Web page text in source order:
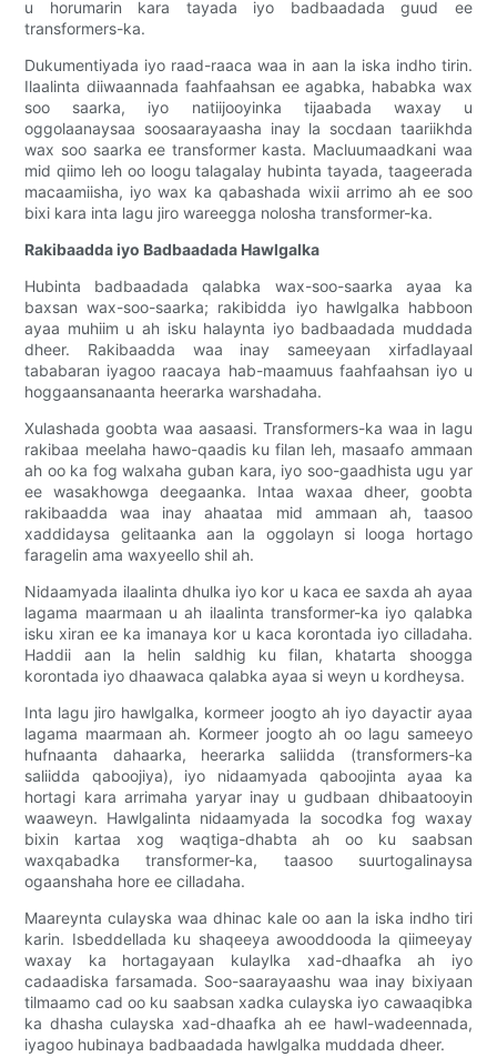
u horumarin kara tayada iyo badbaadada guud ee
transformers-ka.
Dukumentiyada iyo raad-raaca waa in aan la iska indho tirin.
Ilaalinta diiwaannada faahfaahsan ee agabka, hababka wax
soo saarka, iyo natiijooyinka tijaabada waxay u
oggolaanaysaa soosaarayaasha inay la socdaan taariikhda
wax soo saarka ee transformer kasta. Macluumaadkani waa
mid qiimo leh oo loogu talagalay hubinta tayada, taageerada
macaamiisha, iyo wax ka qabashada wixii arrimo ah ee soo
bixi kara inta lagu jiro wareegga nolosha transformer-ka.
Rakibaadda iyo Badbaadada Hawlgalka
Hubinta badbaadada qalabka wax-soo-saarka ayaa ka
baxsan wax-soo-saarka; rakibidda iyo hawlgalka habboon
ayaa muhiim u ah isku halaynta iyo badbaadada muddada
dheer. Rakibaadda waa inay sameeyaan xirfadlayaal
tababaran iyagoo raacaya hab-maamuus faahfaahsan iyo u
hoggaansanaanta heerarka warshadaha.
Xulashada goobta waa aasaasi. Transformers-ka waa in lagu
rakibaa meelaha hawo-qaadis ku filan leh, masaafo ammaan
ah oo ka fog walxaha guban kara, iyo soo-gaadhista ugu yar
ee wasakhowga deegaanka. Intaa waxaa dheer, goobta
rakibaadda waa inay ahaataa mid ammaan ah, taasoo
xaddidaysa gelitaanka aan la oggolayn si looga hortago
faragelin ama waxyeello shil ah.
Nidaamyada ilaalinta dhulka iyo kor u kaca ee saxda ah ayaa
lagama maarmaan u ah ilaalinta transformer-ka iyo qalabka
isku xiran ee ka imanaya kor u kaca korontada iyo cilladaha.
Haddii aan la helin saldhig ku filan, khatarta shoogga
korontada iyo dhaawaca qalabka ayaa si weyn u kordheysa.
Inta lagu jiro hawlgalka, kormeer joogto ah iyo dayactir ayaa
lagama maarmaan ah. Kormeer joogto ah oo lagu sameeyo
hufnaanta dahaarka, heerarka saliidda (transformers-ka
saliidda qaboojiya), iyo nidaamyada qaboojinta ayaa ka
hortagi kara arrimaha yaryar inay u gudbaan dhibaatooyin
waaweyn. Hawlgalinta nidaamyada la socodka fog waxay
bixin kartaa xog waqtiga-dhabta ah oo ku saabsan
waxqabadka transformer-ka, taasoo suurtogalinaysa
ogaanshaha hore ee cilladaha.
Maareynta culayska waa dhinac kale oo aan la iska indho tiri
karin. Isbeddellada ku shaqeeya awooddooda la qiimeeyay
waxay ka hortagayaan kulaylka xad-dhaafka ah iyo
cadaadiska farsamada. Soo-saarayaashu waa inay bixiyaan
tilmaamo cad oo ku saabsan xadka culayska iyo cawaaqibka
ka dhasha culayska xad-dhaafka ah ee hawl-wadeennada,
iyagoo hubinaya badbaadada hawlgalka muddada dheer.